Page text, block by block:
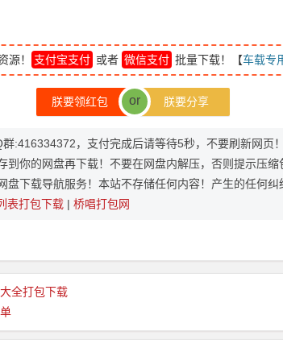
源！ 支付宝支付 或者 微信支付 批量下载！【车载专
朕要领红包 or 朕要分享
:416334372，支付完成后请等待5秒，不要刷新网页！
到你的网盘再下载！不要在网盘内解压，否则提示压缩
盘下载导航服务！本站不存储任何内容！产生的任何纠
表打包下载 |桥唱打包网
全打包下载